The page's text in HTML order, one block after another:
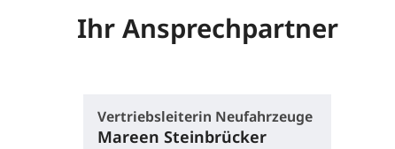
Ihr Ansprechpartner
Vertriebsleiterin Neufahrzeuge
Mareen Steinbrücker